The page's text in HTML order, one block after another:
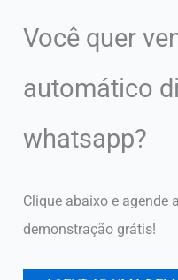
Você quer
automático
whatsapp?
Clique abaixo e agende
demonstração grátis!